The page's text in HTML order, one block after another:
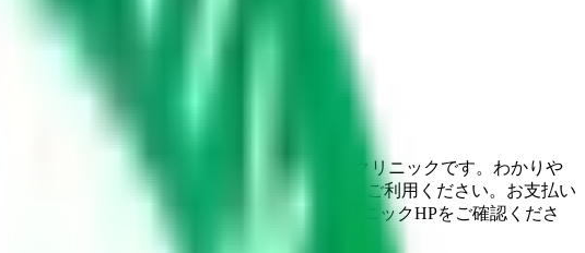
どなたでも安心して受診できるファミリークリニックです。わかりや
診療を実施していますので、是非お気軽にご利用ください。お支払い
1100円）がかかります。（休診情報はクリニックHPをご確認くださ